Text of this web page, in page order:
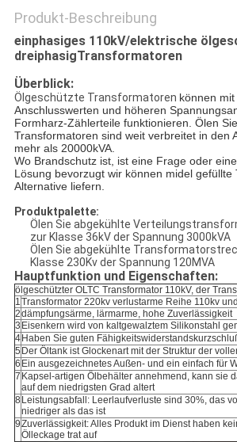
Produkt-Beschreibung
einphasiges 110kV/elektrische
dreiphasigTransformatoren
Überblick:
Ölgeschützte Transformatoren können
Anschlusswerten und höheren
Formharz-Zählerteile funktionieren. Ölen
Transformatoren sind weit verbreitet in den
mehr als 20000kVA.
Wo Brandschutz ist, ist eine Frage oder
Lösung bevorzugt wir können midel gefüllte
Alternative liefern.
Produktpalette:
Ölen Sie abgekühlte
zur Klasse 36kV der Spannung 3000kVA
Ölen Sie abgekühlte
Klasse 230Kv der Spannung 120MVA
Hauptfunktion und Eigenschaften:
ölgeschützter OLTC Transformator 110kV, der
1Transformator 220kv verlustarme Reihe 110kv
2dämpfungsärme, lärmarme, hohe Zuverlässigkeit
3 Eisenkern wird von kaltgewalztem Silikonstahl
4 Haben Sie guten
5 Der Öltank ist Glockenart mit der Struktur der
6 Ein ausgezeichnetes Außen- und ein einfach für
7 Kapsel-artigen Ölbehälter annehmend, kann sie
auf dem niedrigsten Grad altert
8 Leistungsabfall: Leerlaufverluste sind 30%, das
niedriger als das ist
9Zuverlässigkeit: Alles Produkt im Dienst haben
Ölleckage trat auf